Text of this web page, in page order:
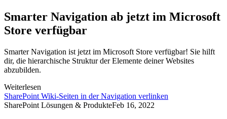
Smarter Navigation ab jetzt im Microsoft
Store verfügbar
Smarter Navigation ist jetzt im Microsoft Store verfügbar! Sie hilft
dir, die hierarchische Struktur der Elemente deiner Websites
abzubilden.
Weiterlesen
SharePoint Wiki-Seiten in der Navigation verlinken
SharePoint Lösungen & ProdukteFeb 16, 2022